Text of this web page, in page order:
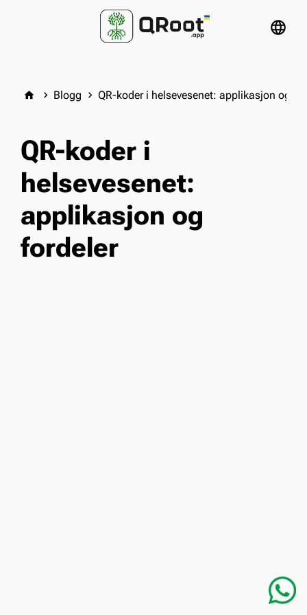
language
home keyboard_arrow_right Blogg keyboard_arrow_right QR-koder i helsevesenet: applikasjon og
QR-koder i
helsevesenet:
applikasjon og
fordeler